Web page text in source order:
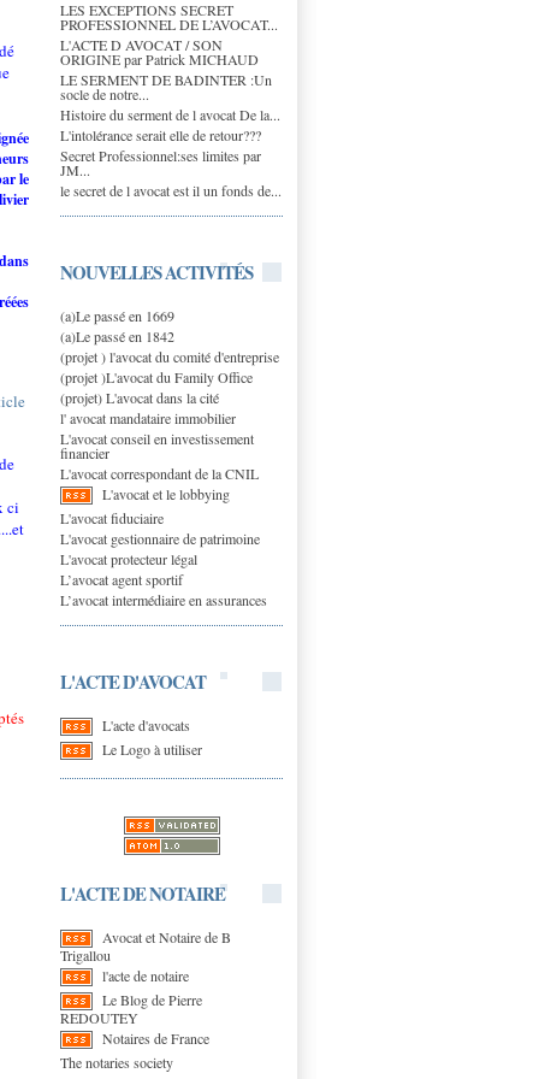
LES EXCEPTIONS SECRET
PROFESSIONNEL DE L’AVOCAT...
L'ACTE D AVOCAT / SON
ORIGINE par Patrick MICHAUD
LE SERMENT DE BADINTER :Un
socle de notre...
Histoire du serment de l avocat De la...
L'intolérance serait elle de retour???
Secret Professionnel:ses limites par
JM...
le secret de l avocat est il un fonds de...
NOUVELLES ACTIVITÉS
(a)Le passé en 1669
(a)Le passé en 1842
(projet ) l'avocat du comité d'entreprise
(projet )L'avocat du Family Office
(projet) L'avocat dans la cité
l' avocat mandataire immobilier
L'avocat conseil en investissement
financier
L'avocat correspondant de la CNIL
L'avocat et le lobbying
L'avocat fiduciaire
L'avocat gestionnaire de patrimoine
L'avocat protecteur légal
L’avocat agent sportif
L’avocat intermédiaire en assurances
L'ACTE D'AVOCAT
L'acte d'avocats
Le Logo à utiliser
L'ACTE DE NOTAIRE
Avocat et Notaire de B
Trigallou
l'acte de notaire
Le Blog de Pierre
REDOUTEY
Notaires de France
The notaries society
le
ci